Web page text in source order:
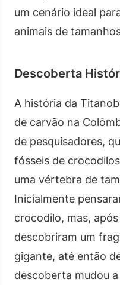
um cenário ideal
animais de
Descoberta
A história da
de carvão na
de pesquisadores,
fósseis de
uma vértebra de
Inicialmente
crocodilo, mas,
descobriram um
gigante, até então
descoberta mudou